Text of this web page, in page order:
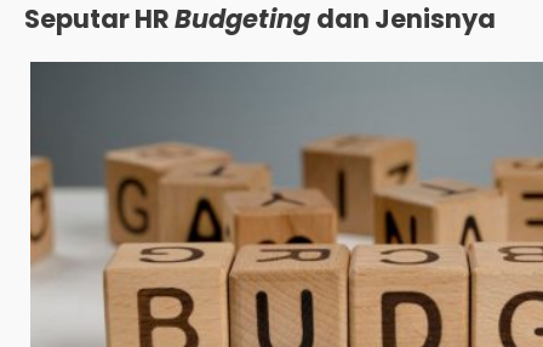
Seputar HRBudgeting dan Jenisnya